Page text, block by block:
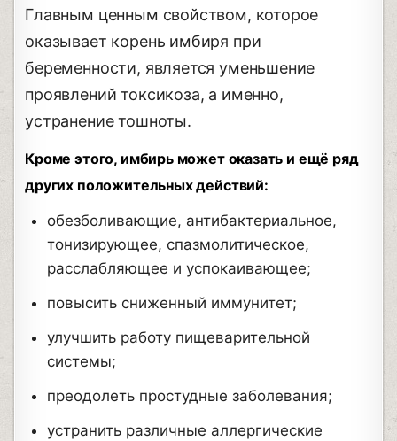
Главным ценным свойством, которое
оказывает корень имбиря при
беременности, является уменьшение
проявлений токсикоза, а именно,
устранение тошноты.
Кроме этого, имбирь может оказать и ещё ряд
других положительных действий:
обезболивающие, антибактериальное,
тонизирующее, спазмолитическое,
расслабляющее и успокаивающее;
повысить сниженный иммунитет;
улучшить работу пищеварительной
системы;
преодолеть простудные заболевания;
устранить различные аллергические